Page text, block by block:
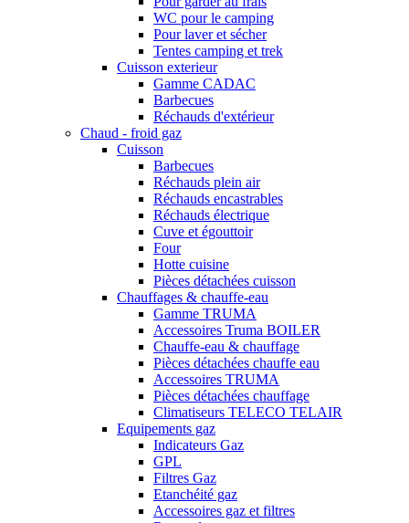
WC pour le camping
Pour laver et sécher
Tentes camping et trek
Cuisson exterieur
Gamme CADAC
Barbecues
Réchauds d'extérieur
Chaud - froid gaz
Cuisson
Barbecues
Réchauds plein air
Réchauds encastrables
Réchauds électrique
Cuve et égouttoir
Four
Hotte cuisine
Pièces détachées cuisson
Chauffages & chauffe-eau
Gamme TRUMA
Accessoires Truma BOILER
Chauffe-eau & chauffage
Pièces détachées chauffe eau
Accessoires TRUMA
Pièces détachées chauffage
Climatiseurs TELECO TELAIR
Equipements gaz
Indicateurs Gaz
GPL
Filtres Gaz
Etanchéité gaz
Accessoires gaz et filtres